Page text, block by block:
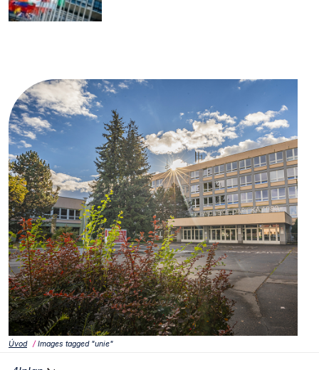
Úvod Images tagged "unie"